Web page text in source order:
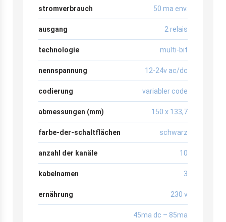
stromverbrauch 50 ma env.
ausgang 2 relais
technologie multi-bit
nennspannung 12-24v ac/dc
codierung variabler code
abmessungen (mm) 150 x 133,7
farbe-der-schaltflächen schwarz
anzahl der kanäle 10
kabelnamen 3
ernährung 230 v
45ma dc – 85ma